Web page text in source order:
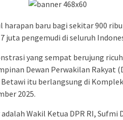
harapan baru bagi sekitar 900
juta pengemudi di seluruh
yang sempat berujung
Dewan Perwakilan Rakyat
itu berlangsung di
2025.
Wakil Ketua DPR RI, Sufmi